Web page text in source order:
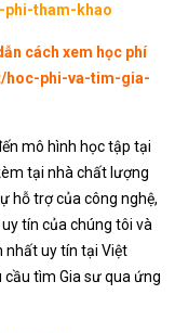
phi-tham-khao
cách xem học phí
hoc-phi-va-tim-gia-
mô hình học tập tại
tại nhà chất lượng
hỗ trợ của công nghệ,
tín của chúng tôi và
nhất uy tín tại Việt
cầu tìm Gia sư qua ứng